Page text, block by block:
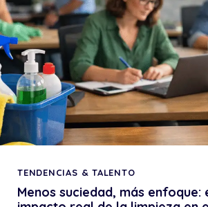
TENDENCIAS & TALENTO
Menos suciedad, más enfoque: